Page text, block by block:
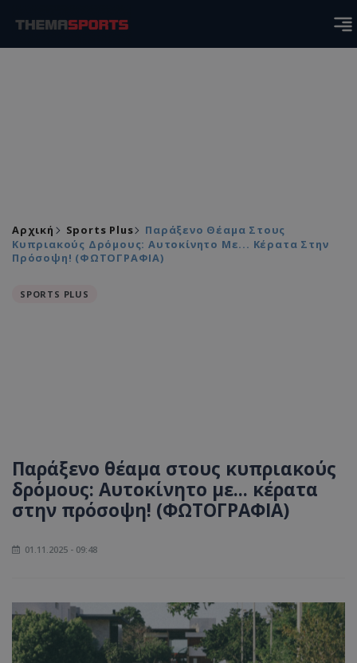
Αρχική Sports Plus
Παράξενο Θέαμα Στους
Κυπριακούς Δρόμους: Αυτοκίνητο Με... Κέρατα Στην
Πρόσοψη! (ΦΩΤΟΓΡΑΦΙΑ)
SPORTS PLUS
Παράξενο θέαμα στους κυπριακούς
δρόμους: Αυτοκίνητο με... κέρατα
στην πρόσοψη! (ΦΩΤΟΓΡΑΦΙΑ)
01.11.2025 - 09:48